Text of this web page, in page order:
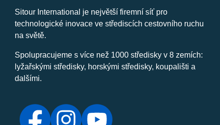
Sitour International je největší firemní síť pro
technologické inovace ve střediscích cestovního ruchu
na světě.
Spolupracujeme s více než 1000 středisky v 8 zemích:
lyžařskými středisky, horskými středisky, koupališti a
dalšími.